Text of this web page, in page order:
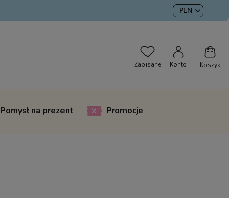
Pomysł na prezent Promocje